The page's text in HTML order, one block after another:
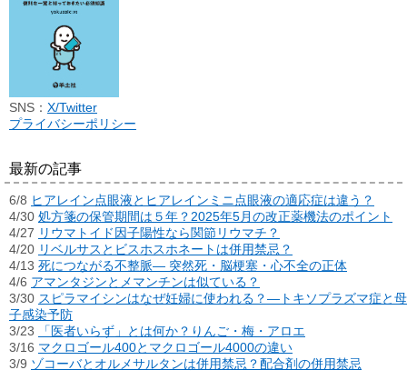
SNS： X/Twitter
プライバシーポリシー
最新の記事
6/8 ヒアレイン点眼液とヒアレインミニ点眼液の適応症は違う？
4/30 処方箋の保管期間は５年？2025年5月の改正薬機法のポイント
4/27 リウマトイド因子陽性なら関節リウマチ？
4/20 リベルサスとビスホスホネートは併用禁忌？
4/13 死につながる不整脈― 突然死・脳梗塞・心不全の正体
4/6 アマンタジンとメマンチンは似ている？
3/30 スピラマイシンはなぜ妊婦に使われる？―トキソプラズマ症と母
子感染予防
3/23
「医者いらず」とは何か？りんご・梅・アロエ
3/16 マクロゴール400とマクロゴール4000の違い
3/9 ゾコーバとオルメサルタンは併用禁忌？配合剤の併用禁忌